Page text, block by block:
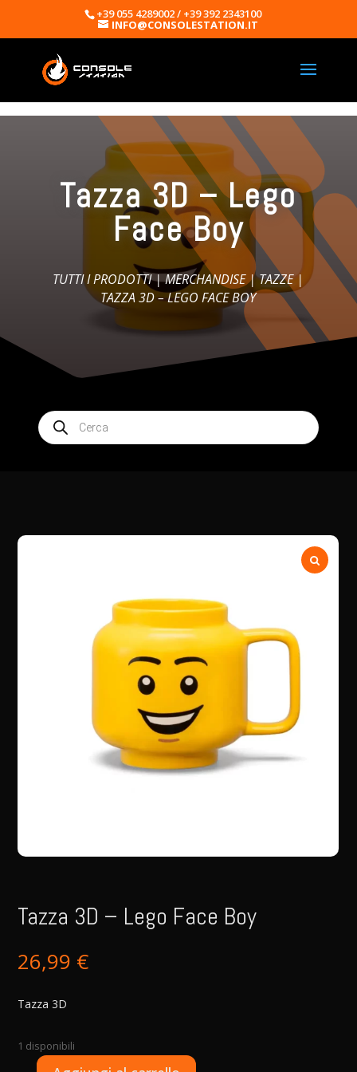
+39 055 4289002 / +39 392 2343100
INFO@CONSOLESTATION.IT
Tazza 3D – Lego
Face Boy
TUTTI I PRODOTTI|MERCHANDISE|TAZZE|
TAZZA 3D – LEGO FACE BOY
Products
search
Tazza 3D – Lego Face Boy
26,99 €
Tazza 3D
1 disponibili